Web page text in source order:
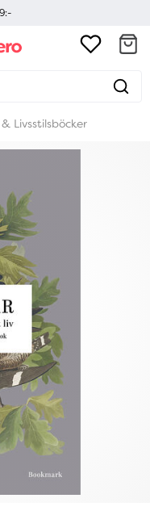
Livsstilsböcker